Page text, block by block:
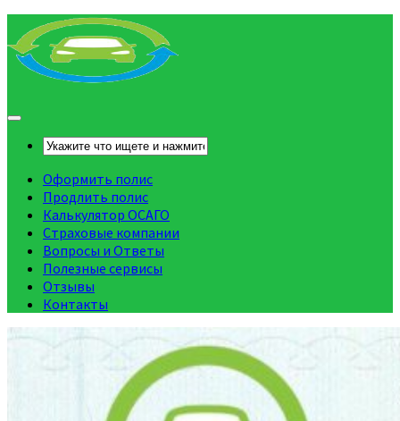
Оформить полис
Продлить полис
Калькулятор ОСАГО
Страховые компании
Вопросы и Ответы
Полезные сервисы
Отзывы
Контакты